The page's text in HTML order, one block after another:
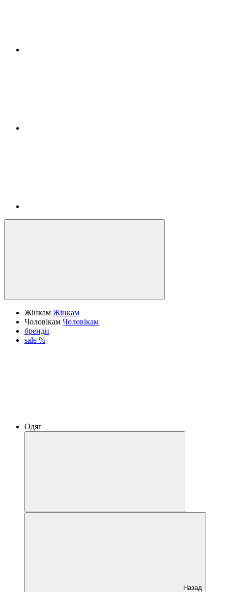
Жінкам Жінкам
Чоловікам Чоловікам
бренди
sale %
Одяг
Назад